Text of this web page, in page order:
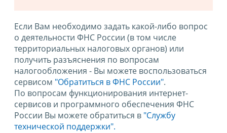
Если Вам необходимо задать какой-либо вопрос
о деятельности ФНС России (в том числе
территориальных налоговых органов) или
получить разъяснения по вопросам
налогообложения - Вы можете воспользоваться
сервисом "Обратиться в ФНС России".
По вопросам функционирования интернет-
сервисов и программного обеспечения ФНС
России Вы можете обратиться в "Службу
технической поддержки".